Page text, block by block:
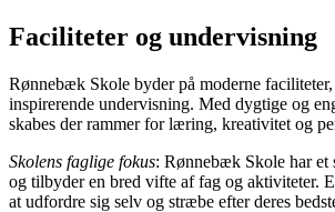
Faciliteter og undervisning
Rønnebæk Skole byder på moderne faciliteter,
inspirerende undervisning. Med dygtige og
skabes der rammer for læring, kreativitet og
Skolens faglige fokus: Rønnebæk Skole har
og tilbyder en bred vifte af fag og aktiviteter.
at udfordre sig selv og stræbe efter deres